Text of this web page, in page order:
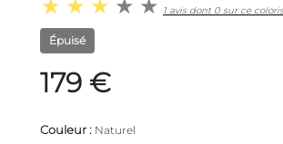
1 avis dont 0 sur ce coloris
Épuisé
179 €
Couleur : Naturel